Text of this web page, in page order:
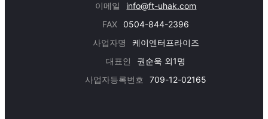
이메일
info@ft-uhak.com
FAX
0504-844-2396
사업자명
케이엔터프라이즈
대표인
권순욱 외1명
사업자등록번호
709-12-02165